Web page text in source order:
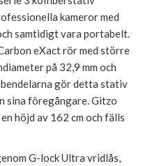
kameror med
samtidigt vara portabelt.
eXact rör med större
på 32,9 mm och
gör detta stativ
sina föregångare. Gitzo
höjd av 162 cm och fälls
G-lock Ultra vridlås,